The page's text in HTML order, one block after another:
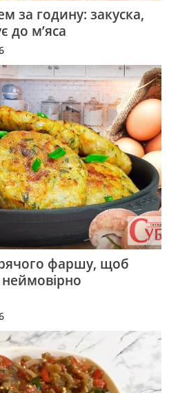
за годину: закуска,
до м’яса
фаршу, щоб